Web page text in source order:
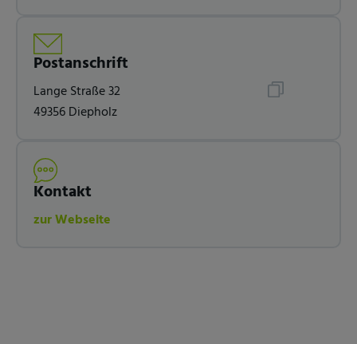
Postanschrift
Lange Straße 32
49356 Diepholz
Kontakt
zur Webseite